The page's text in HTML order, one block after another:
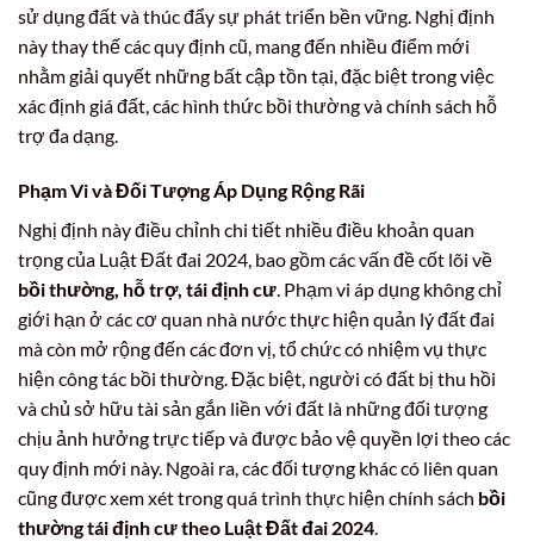
sử dụng đất và thúc đẩy sự phát triển bền vững. Nghị định
này thay thế các quy định cũ, mang đến nhiều điểm mới
nhằm giải quyết những bất cập tồn tại, đặc biệt trong việc
xác định giá đất, các hình thức bồi thường và chính sách hỗ
trợ đa dạng.
Phạm Vi và Đối Tượng Áp Dụng Rộng Rãi
Nghị định này điều chỉnh chi tiết nhiều điều khoản quan
trọng của Luật Đất đai 2024, bao gồm các vấn đề cốt lõi về
bồi thường, hỗ trợ, tái định cư. Phạm vi áp dụng không chỉ
giới hạn ở các cơ quan nhà nước thực hiện quản lý đất đai
mà còn mở rộng đến các đơn vị, tổ chức có nhiệm vụ thực
hiện công tác bồi thường. Đặc biệt, người có đất bị thu hồi
và chủ sở hữu tài sản gắn liền với đất là những đối tượng
chịu ảnh hưởng trực tiếp và được bảo vệ quyền lợi theo các
quy định mới này. Ngoài ra, các đối tượng khác có liên quan
cũng được xem xét trong quá trình thực hiện chính sách bồi
thường tái định cư theo Luật Đất đai 2024.